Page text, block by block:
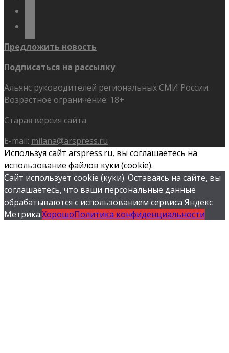
Предложить новость
Подписаться на рассылку
Альянс руководителей региональных СМИ России.
Возрастное ограничение: 18+
Старая версия сайта
E-mail: milana@arspress.ru
Используя сайт arspress.ru, вы соглашаетесь на
использование файлов куки (cookie).
Сайт использует cookie (куки). Оставаясь на сайте, вы
соглашаетесь, что ваши персональные данные
обрабатываются с использованием сервиса Яндекс
Метрика.ХорошоПолитика конфиденциальности